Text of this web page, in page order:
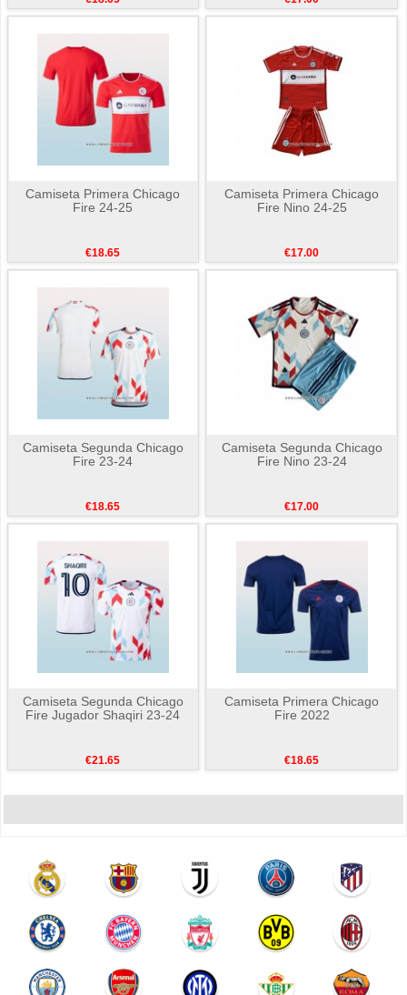
Camiseta Primera Chicago
Fire 24-25
€18.65
Camiseta Primera Chicago
Fire Nino 24-25
€17.00
Camiseta Segunda Chicago
Fire 23-24
€18.65
Camiseta Segunda Chicago
Fire Nino 23-24
€17.00
Camiseta Segunda Chicago
Fire Jugador Shaqiri 23-24
€21.65
Camiseta Primera Chicago
Fire 2022
€18.65